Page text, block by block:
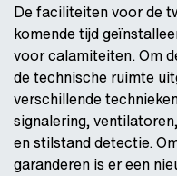
De faciliteiten voor de
komende tijd
voor calamiteiten. Om
de technische ruimte
verschillende
signalering,
en stilstand detectie.
garanderen is er een